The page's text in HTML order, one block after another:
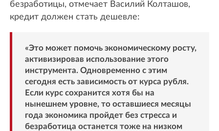
безработицы, отмечает Василий Колташов,
кредит должен стать дешевле:
«Это может помочь экономическому росту,
активизировав использование этого
инструмента. Одновременно с этим
сегодня есть зависимость от курса рубля.
Если курс сохранится хотя бы на
нынешнем уровне, то оставшиеся месяцы
года экономика пройдет без стресса и
безработица останется тоже на низком